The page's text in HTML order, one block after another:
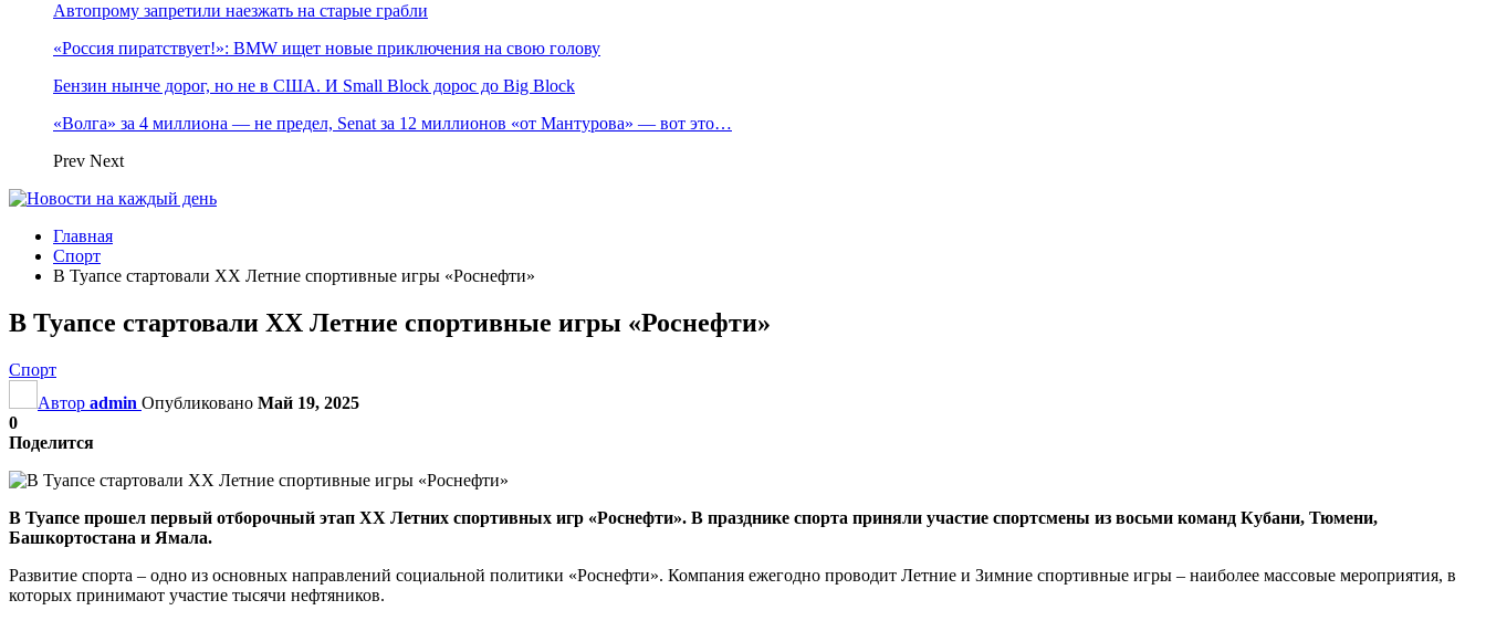
Автопрому запретили наезжать на старые грабли
«Россия пиратствует!»: BMW ищет новые приключения на свою голову
Бензин нынче дорог, но не в США. И Small Block дорос до Big Block
«Волга» за 4 миллиона — не предел, Senat за 12 миллионов «от Мантурова» — вот это…
Prev Next
Главная
Спорт
В Туапсе стартовали ХX Летние спортивные игры «Роснефти»
В Туапсе стартовали ХX Летние спортивные игры «Роснефти»
Спорт
Автор admin Опубликовано Май 19, 2025
0
Поделится
В Туапсе прошел первый отборочный этап ХХ Летних спортивных игр «Роснефти». В празднике спорта приняли участие спортсмены из восьми команд Кубани, Тюмени,
Башкортостана и Ямала.
Развитие спорта – одно из основных направлений социальной политики «Роснефти». Компания ежегодно проводит Летние и Зимние спортивные игры – наиболее массовые мероприятия, в
которых принимают участие тысячи нефтяников.